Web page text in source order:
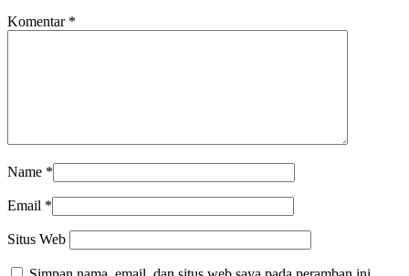
Komentar *
Name *
Email *
Situs Web